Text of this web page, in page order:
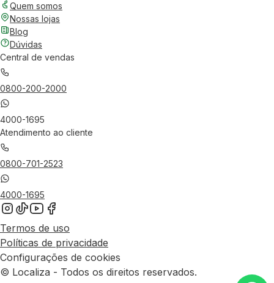
Quem somos
Nossas lojas
Blog
Dúvidas
Central de vendas
0800-200-2000
4000-1695
Atendimento ao cliente
0800-701-2523
4000-1695
Termos de uso
Políticas de privacidade
Configurações de cookies
© Localiza - Todos os direitos reservados.